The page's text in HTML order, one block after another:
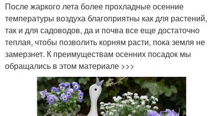
После жаркого лета более прохладные осенние
температуры воздуха благоприятны как для растений,
так и для садоводов, да и почва все еще достаточно
теплая, чтобы позволить корням расти, пока земля не
замерзнет. К преимуществам осенних посадок мы
обращались в этом материале >>>